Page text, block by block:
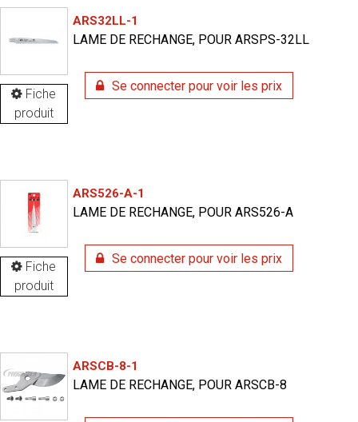
Fiche
produit
ARS32LL-1
LAME DE RECHANGE, POUR ARSPS-32LL
Se connecter pour voir les prix
Fiche
produit
ARS526-A-1
LAME DE RECHANGE, POUR ARS526-A
Se connecter pour voir les prix
ARSCB-8-1
LAME DE RECHANGE, POUR ARSCB-8